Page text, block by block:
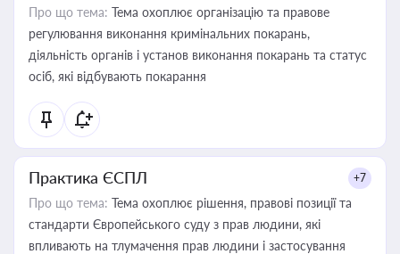
Про що тема: Тема охоплює організацію та правове
регулювання виконання кримінальних покарань,
діяльність органів і установ виконання покарань та статус
осіб, які відбувають покарання
Практика ЄСПЛ +7
Про що тема: Тема охоплює рішення, правові позиції та
стандарти Європейського суду з прав людини, які
впливають на тлумачення прав людини і застосування